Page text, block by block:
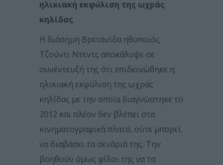
ηλικιακή εκφύλιση της ωχράς
κηλίδας
Η διάσημη Βρετανίδα ηθοποιός
Τζούντι Ντεντς αποκάλυψε σε
συνέντευξή της ότι επιδεινώθηκε η
ηλικιακή εκφύλιση της ωχράς
κηλίδας με την οποία διαγνώστηκε το
2012 και πλέον δεν βλέπει στα
κινηματογραφικά πλατό, ούτε μπορεί
να διαβάσει τα σενάριά της. Την
βοηθούν όμως φίλοι της να τα